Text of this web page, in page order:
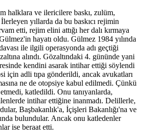
halklara ve ilericilere baskı, zulüm,
yıllarda da bu baskıcı rejimin
etti, rejim elini attığı her dalı kırmaya
hayatı oldu. Gülmez 1984 yılında
ile ilgili operasyonda adı geçtiği
alındı. Gözaltındaki 4. gününde yani
kendini asarak intihar ettiği söylendi
için adli tıpa gönderildi, ancak avukatları
ne de otopsiye kabul edilmedi. Çünkü
katledildi. Onu tanıyanlarda,
intihar ettiğine inanmadı. Delillerle,
Başbakanlık'a, İçişleri Bakanlığı'na ve
bulundular. Ancak onu katledenler
ise beraat etti.